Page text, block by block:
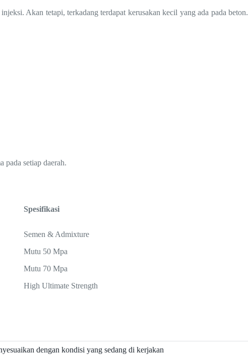
Akan tetapi, terkadang terdapat kerusakan kecil yang ada pada beton.
pada setiap daerah.
Spesifikasi
Semen & Admixture
Mutu 50 Mpa
Mutu 70 Mpa
High Ultimate Strength
dengan kondisi yang sedang di kerjakan